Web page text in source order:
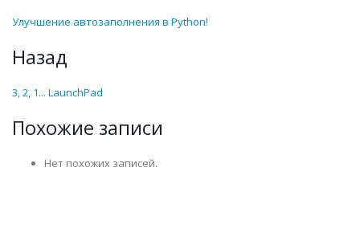
Улучшение автозаполнения в Python!
Назад
3, 2, 1... LaunchPad
Похожие записи
Нет похожих записей.